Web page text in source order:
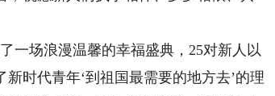
场浪漫温馨的幸福盛典，25对新人以
时代青年‘到祖国最需要的地方去’的理